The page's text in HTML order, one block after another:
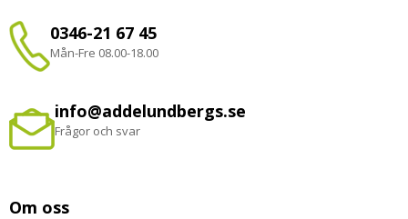
0346-21 67 45
Mån-Fre 08.00-18.00
info@addelundbergs.se
Frågor och svar
Om oss